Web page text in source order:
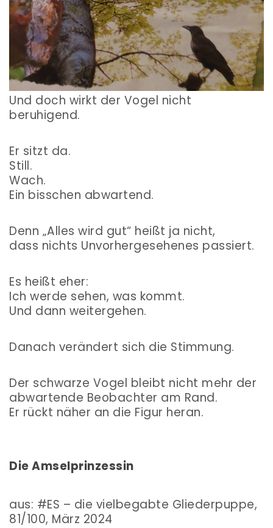
Und doch wirkt der Vogel nicht
beruhigend.
Er sitzt da.
Still.
Wach.
Ein bisschen abwartend.
Denn „Alles wird gut“ heißt ja nicht,
dass nichts Unvorhergesehenes passiert.
Es heißt eher:
Ich werde sehen, was kommt.
Und dann weitergehen.
Danach verändert sich die Stimmung.
Der schwarze Vogel bleibt nicht mehr der
abwartende Beobachter am Rand.
Er rückt näher an die Figur heran.
Die Amselprinzessin
aus: #ES – die vielbegabte Gliederpuppe,
81/100, März 2024